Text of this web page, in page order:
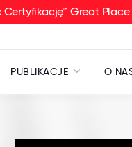
Great Place
PUBLIKACJE O